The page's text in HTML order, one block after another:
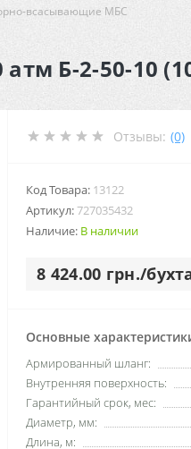
всасывающие МБС
Б-2-50-10
Отзывы: (0)
Код Товара: 13122
Артикул:727035432
Наличие: В наличии
8 424.00 грн./
Основные
Армированный шланг:
Внутренняя поверхность:
Гарантийный срок, мес:
Диаметр, мм:
Длина, м: